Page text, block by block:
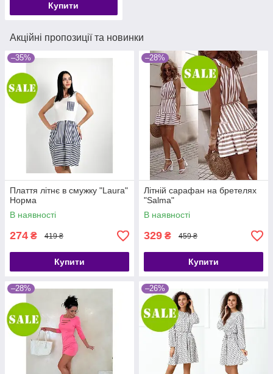
Купити
Акційні пропозиції та новинки
–35%
Плаття літнє в смужку "Laura"
Норма
В наявності
274 ₴ 419 ₴
Купити
–28%
Літній сарафан на бретелях
"Salma"
В наявності
329 ₴ 459 ₴
Купити
–28% –26%